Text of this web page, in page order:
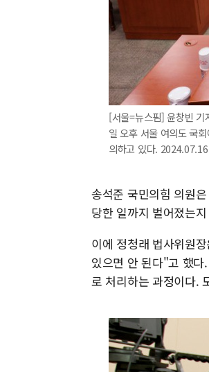
[서울=뉴스핌] 윤창빈 기
일 오후 서울 여의도 국
의하고 있다.
송석준 국민의힘 의원
당한 일까지 벌어졌는
이에 정청래 법사위원
있으면 안 된다"고 했
로 처리하는 과정이다.